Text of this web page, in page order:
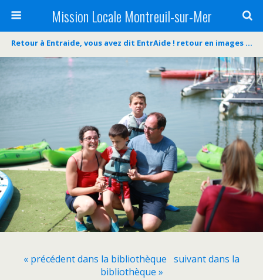
Mission Locale Montreuil-sur-Mer
Retour à Entraide, vous avez dit EntrAide ! retour en images …
« précédent dans la bibliothèque suivant dans la
bibliothèque »